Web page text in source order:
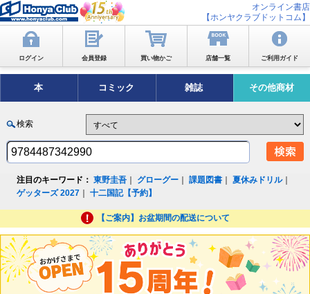
オンライン書店
【ホンヤクラブドットコム】
ログイン 会員登録 買い物かご 店舗一覧 ご利用ガイド
本 コミック 雑誌 その他商材
検索
注目のキーワード： 東野圭吾 グローグー ｜課題図書 ｜夏休みドリル｜
ゲッターズ 2027 ｜十二国記【予約】
【ご案内】お盆期間の配送について